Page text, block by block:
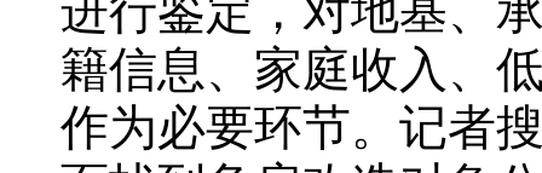
进行鉴定，对地基、
籍信息、家庭收入、
作为必要环节。记者